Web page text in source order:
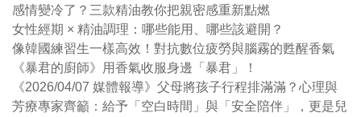
感情變冷了？三款精油教你把親密感重新點燃
女性經期 × 精油調理：哪些能用、哪些該避開？
像韓國練習生一樣高效！對抗數位疲勞與腦霧的甦醒香氣
《暴君的廚師》用香氣收服身邊「暴君」！
《2026/04/07 媒體報導》父母將孩子行程排滿滿？心理與
芳療專家齊籲：給予「空白時間」與「安全陪伴」，更是兒